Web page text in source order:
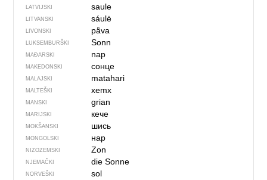
LATVIJSKI saule
LITVANSKI sáulė
LIVONSKI pǟva
LUKSEMBURŠKI Sonn
MAĐARSKI nap
MAKEDONSKI сонце
MALAJSKI matahari
MALTEŠKI xemx
MANSKI grian
MARIJSKI кече
MOKŠANSKI шись
MONGOLSKI нар
NIZOZEMSKI Zon
NJEMAČKI die Sonne
NORVEŠKI sol